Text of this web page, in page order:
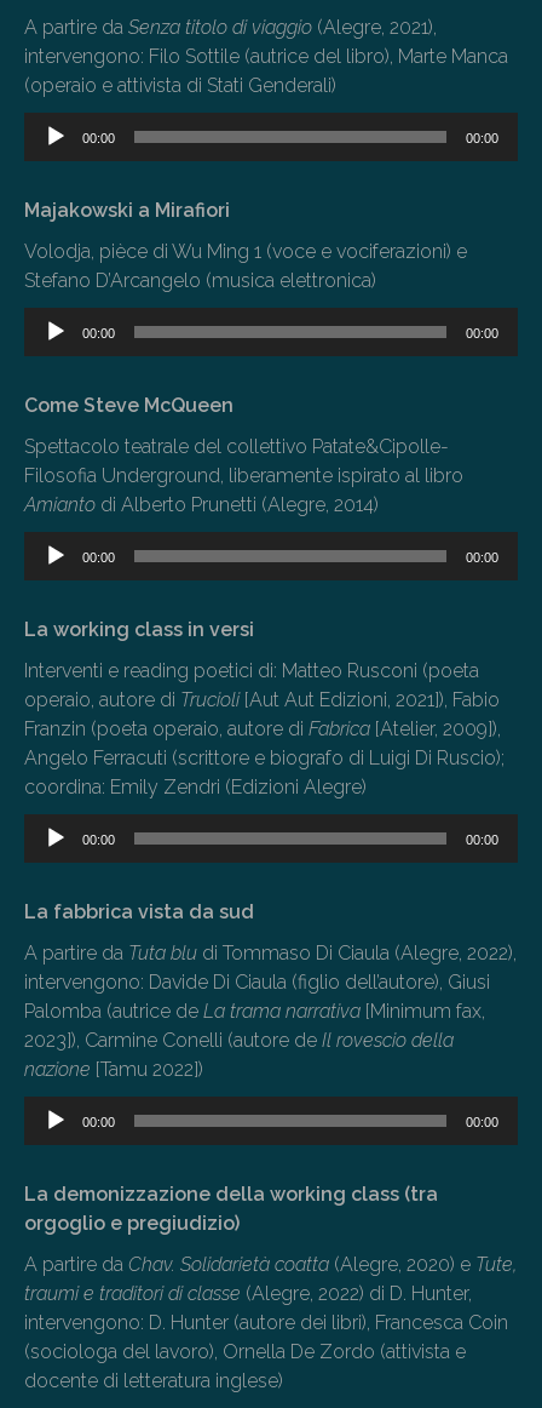
A partire da Senza titolo di viaggio (Alegre, 2021),
intervengono: Filo Sottile (autrice del libro), Marte Manca
(operaio e attivista di Stati Genderali)
Audio
00:00 00:00
Majakowski a Mirafiori
Volodja, pièce di Wu Ming 1 (voce e vociferazioni) e
Stefano D’Arcangelo (musica elettronica)
Audio
00:00 00:00
Come Steve McQueen
Spettacolo teatrale del collettivo Patate&Cipolle-
Filosofia Underground, liberamente ispirato al libro
Amianto di Alberto Prunetti (Alegre, 2014)
Audio
00:00 00:00
La working class in versi
Interventi e reading poetici di: Matteo Rusconi (poeta
operaio, autore di Trucioli[Aut Aut Edizioni, 2021]), Fabio
Franzin (poeta operaio, autore di Fabrica [Atelier, 2009]),
Angelo Ferracuti (scrittore e biografo di Luigi Di Ruscio);
coordina: Emily Zendri (Edizioni Alegre)
Audio
00:00 00:00
La fabbrica vista da sud
A partire da Tuta blu di Tommaso Di Ciaula (Alegre, 2022),
intervengono: Davide Di Ciaula (figlio dell’autore), Giusi
Palomba (autrice de La trama narrativa [Minimum fax,
2023]), Carmine Conelli (autore de Il rovescio della
nazione [Tamu 2022])
Audio
00:00 00:00
La demonizzazione della working class (tra
orgoglio e pregiudizio)
A partire da Chav. Solidarietà coatta (Alegre, 2020) e Tute,
traumi e traditori di classe (Alegre, 2022) di D. Hunter,
intervengono: D. Hunter (autore dei libri), Francesca Coin
(sociologa del lavoro), Ornella De Zordo (attivista e
docente di letteratura inglese)